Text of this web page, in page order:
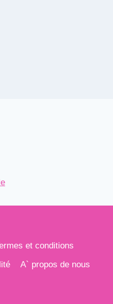
et conditions
A` propos de nous